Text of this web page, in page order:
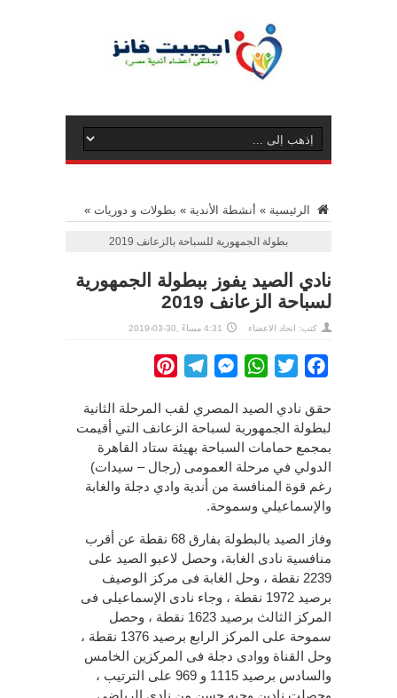
الرئيسية » أنشطة الأندية » بطولات و دوريات »
بطولة الجمهورية للسباحة بالزعانف 2019
نادي الصيد يفوز ببطولة الجمهورية
لسباحة الزعانف 2019
كتب: اتحاد الاعضاء 4:31 مساءً ,30-03-2019
Facebook
Twitter
WhatsApp
Messenger
Telegram
حقق نادي الصيد المصري لقب المرحلة الثانية
لبطولة الجمهورية لسباحة الزعانف التي أقيمت
بمجمع حمامات السباحة بهيئة ستاد القاهرة
الدولي في مرحلة العمومى (رجال – سيدات)
رغم قوة المنافسة من أندية وادي دجلة والغابة
والإسماعيلي وسموحة.
وفاز الصيد بالبطولة بفارق 68 نقطة عن أقرب
منافسية نادى الغابة، وحصل لاعبو الصيد على
2239 نقطة ، وحل الغابة فى مركز الوصيف
برصيد 1972 نقطة ، وجاء نادى الإسماعيلى فى
المركز الثالث برصيد 1623 نقطة ، وحصل
سموحة على المركز الرابع برصيد 1376 نقطة ،
وحل القناة ووادى دجلة فى المركزين الخامس
والسادس برصيد 1115 و 969 على الترتيب ،
وحصلت نادين وجيه حسن من نادى الرياضى